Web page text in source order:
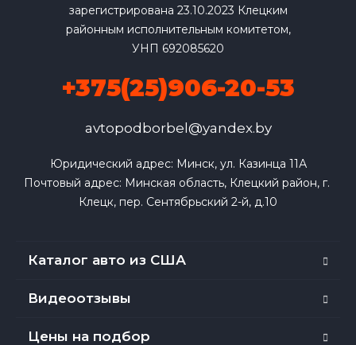
зарегистрирована 23.10.2023 Клецким
районным исполнительным комитетом,
УНП 692085620
+375(25)906-20-53
avtopodborbel@yandex.by
Юридический адрес: Минск, ул. Казинца 11А
Почтовый адрес: Минская область, Клецкий район, г.
Клецк, пер. Сентябрьский 2-й, д.10
Каталог авто из США
Видеоотзывы
Цены на подбор